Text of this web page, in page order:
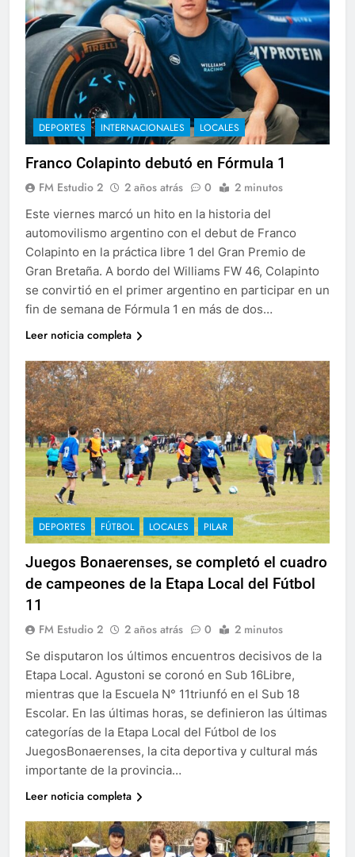
DEPORTES INTERNACIONALES LOCALES
Franco Colapinto debutó en Fórmula 1
FM Estudio 2 2 años atrás 0 2 minutos
Este viernes marcó un hito en la historia del
automovilismo argentino con el debut de Franco
Colapinto en la práctica libre 1 del Gran Premio de
Gran Bretaña. A bordo del Williams FW 46, Colapinto
se convirtió en el primer argentino en participar en un
fin de semana de Fórmula 1 en más de dos…
Leer noticia completa
DEPORTES FÚTBOL LOCALES PILAR
Juegos Bonaerenses, se completó el cuadro
de campeones de la Etapa Local del Fútbol
11
FM Estudio 2 2 años atrás 0 2 minutos
Se disputaron los últimos encuentros decisivos de la
Etapa Local. Agustoni se coronó en Sub 16Libre,
mientras que la Escuela N° 11triunfó en el Sub 18
Escolar. En las últimas horas, se definieron las últimas
categorías de la Etapa Local del Fútbol de los
JuegosBonaerenses, la cita deportiva y cultural más
importante de la provincia…
Leer noticia completa